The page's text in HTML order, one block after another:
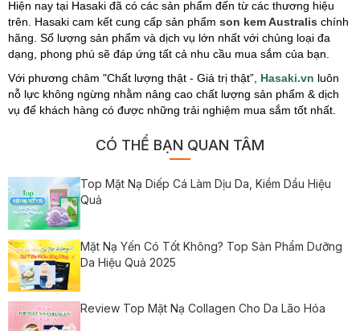
Hiện nay tại Hasaki đã có các sản phẩm đến từ các thương hiệu
trên. Hasaki cam kết cung cấp sản phẩm son kem Australis chính
hãng. Số lượng sản phẩm và dịch vụ lớn nhất với chủng loại đa
dạng, phong phú sẽ đáp ứng tất cả nhu cầu mua sắm của bạn.
Với phương châm "Chất lượng thật - Giá trị thật”, Hasaki.vn luôn
nỗ lực không ngừng nhằm nâng cao chất lượng sản phẩm & dịch
vụ để khách hàng có được những trải nghiệm mua sắm tốt nhất.
CÓ THỂ BẠN QUAN TÂM
Top Mặt Nạ Diếp Cá Làm Dịu Da, Kiềm Dầu Hiệu
Quả
Mặt Nạ Yến Có Tốt Không? Top Sản Phẩm Dưỡng
Da Hiệu Quả 2025
Review Top Mặt Nạ Collagen Cho Da Lão Hóa